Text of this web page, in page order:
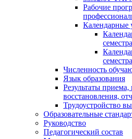
Рабочие
Календарные
семестра
семестра
Численность
Язык образования
Результаты приема,
восстановления,
Трудоустройство
Образовательные
Руководство
Педагогический состав